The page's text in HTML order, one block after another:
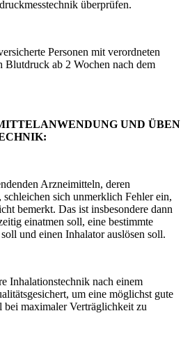
überprüfen.
Personen mit verordneten
Blutdruck ab 2 Wochen nach dem
UND ÜBEN
Arzneimitteln, deren
sich unmerklich Fehler ein,
bemerkt. Das ist insbesondere dann
einatmen soll, eine bestimmte
und einen Inhalator auslösen soll.
Inhalationstechnik nach einem
um eine möglichst gute
maximaler Verträglichkeit zu